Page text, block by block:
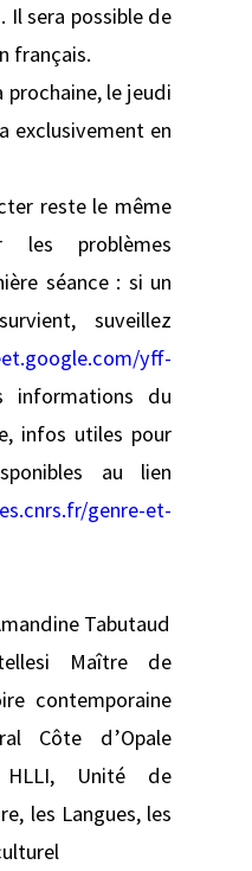
Il sera possible de
français.
prochaine, le jeudi
exclusivement en
reste le même
les problèmes
séance : si un
suveillez
yff-
informations du
infos utiles pour
au lien
genre-et-
Tabutaud
Maître de
contemporaine
Côte d’Opale
HLLI, Unité de
les Langues, les